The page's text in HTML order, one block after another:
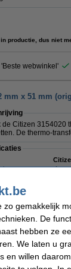
productie, dus niet
webwinkel'
mm x 51 mm
de Citizen 3154020
De thermo-
21% btw
mm x 102 mm
zo gemakkelijk
De
hebben ze
We laten u
en willen